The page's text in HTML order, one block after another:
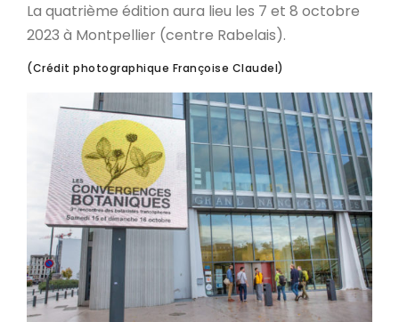
La quatrième édition aura lieu les 7 et 8 octobre
2023 à Montpellier (centre Rabelais).
(Crédit photographique Françoise Claudel)